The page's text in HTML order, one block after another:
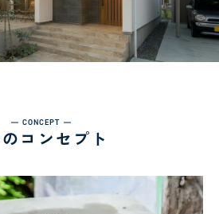
CONCEPT
コンセプト